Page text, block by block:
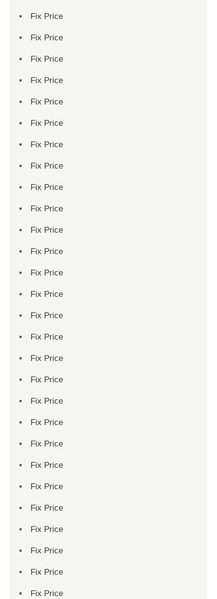
Fix Price
Fix Price
Fix Price
Fix Price
Fix Price
Fix Price
Fix Price
Fix Price
Fix Price
Fix Price
Fix Price
Fix Price
Fix Price
Fix Price
Fix Price
Fix Price
Fix Price
Fix Price
Fix Price
Fix Price
Fix Price
Fix Price
Fix Price
Fix Price
Fix Price
Fix Price
Fix Price
Fix Price